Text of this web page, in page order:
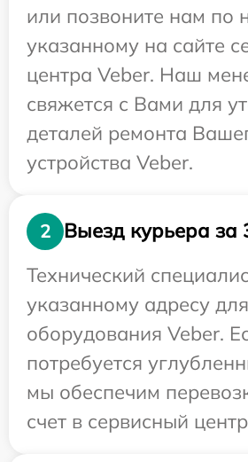
или позвоните нам по
указанному на сайте
центра Veber. Наш
свяжется с Вами для
деталей ремонта
устройства Veber.
2
Выезд курьера за
Технический
указанному адресу
оборудования Veber.
потребуется
мы обеспечим
счет в сервисный